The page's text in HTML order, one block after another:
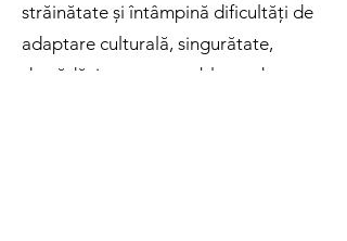
străinătate și întâmpină dificultăți de
adaptare culturală, singurătate,
dezrădăcinare sau probleme de